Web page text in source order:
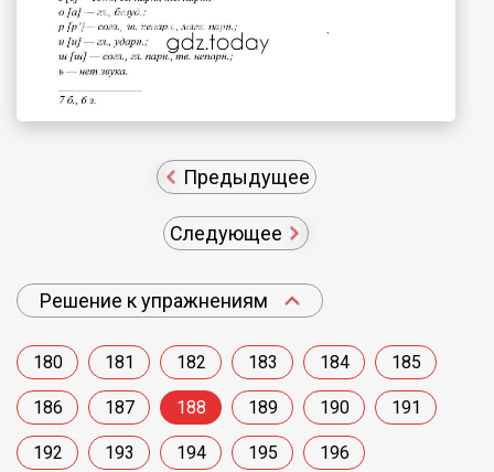
Предыдущее
Следующее
Решение к упражнениям
180 181 182 183 184 185
186 187 188 189 190 191
192 193 194 195 196